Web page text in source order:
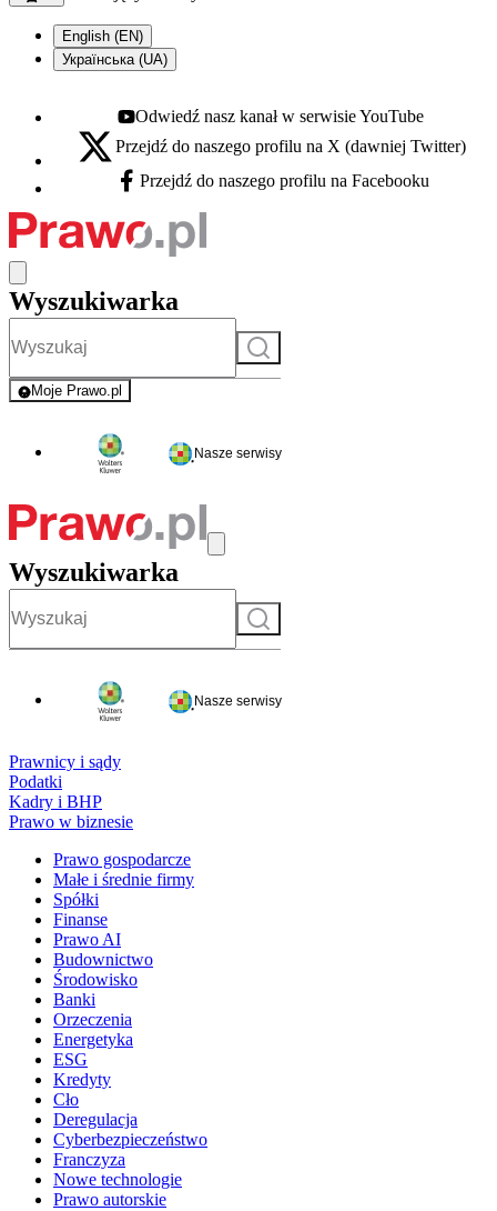
English (EN)
Українська (UA)
Youtube - otwiera się w nowej karcie
Odwiedź nasz kanał w serwisie YouTube
X - otwiera się w nowej karcie
Przejdź do naszego profilu na X (dawniej Twitter)
Facebook - otwiera się w nowej karcie
Przejdź do naszego profilu na Facebooku
Wyszukiwarka
Szukaj
Moje Prawo.pl
- rejestracja i logowanie do serwisu
Nasze serwisy
Wyszukiwarka
Szukaj
Nasze serwisy
Prawnicy i sądy
Podatki
Kadry i BHP
Prawo w biznesie
Prawo gospodarcze
Małe i średnie firmy
Spółki
Finanse
Prawo AI
Budownictwo
Środowisko
Banki
Orzeczenia
Energetyka
ESG
Kredyty
Cło
Deregulacja
Cyberbezpieczeństwo
Franczyza
Nowe technologie
Prawo autorskie